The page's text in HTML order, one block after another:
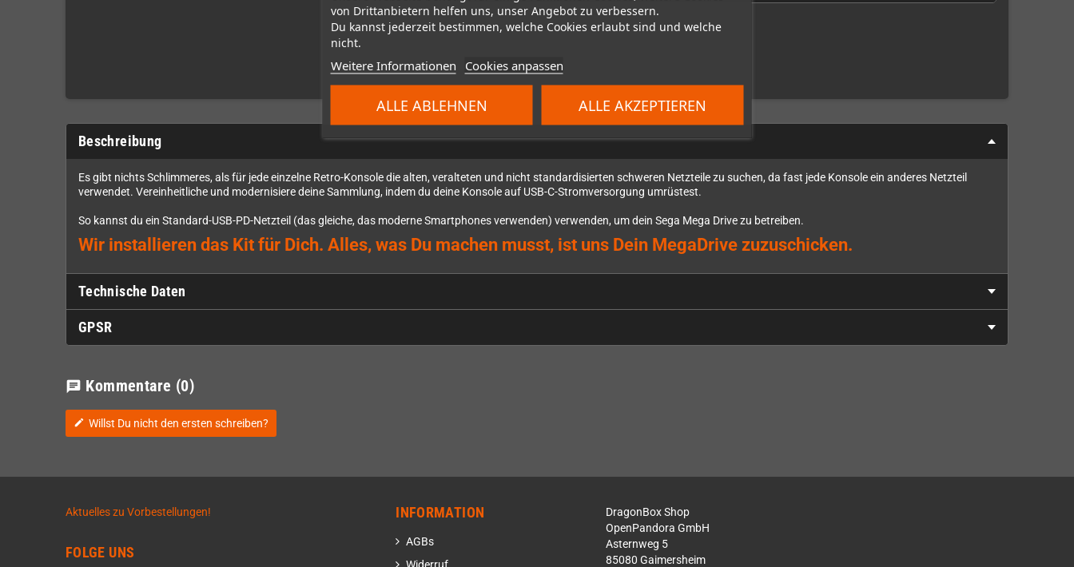
von Drittanbietern helfen uns, unser Angebot zu verbessern.
Du kannst jederzeit bestimmen, welche Cookies erlaubt sind und welche
nicht.
Weitere Informationen Cookies anpassen
ALLE ABLEHNEN ALLE AKZEPTIEREN
Beschreibung
Es gibt nichts Schlimmeres, als für jede einzelne Retro-Konsole die alten, veralteten und nicht standardisierten schweren Netzteile zu suchen, da fast jede Konsole ein anderes Netzteil
verwendet. Vereinheitliche und modernisiere deine Sammlung, indem du deine Konsole auf USB-C-Stromversorgung umrüstest.
So kannst du ein Standard-USB-PD-Netzteil (das gleiche, das moderne Smartphones verwenden) verwenden, um dein Sega Mega Drive zu betreiben.
Wir installieren das Kit für Dich. Alles, was Du machen musst, ist uns Dein MegaDrive zuzuschicken.
Technische Daten
GPSR
chat Kommentare (0)
edit Willst Du nicht den ersten schreiben?
Aktuelles zu Vorbestellungen!
FOLGE UNS
INFORMATION
AGBs
DragonBox Shop
OpenPandora GmbH
Asternweg 5
85080 Gaimersheim